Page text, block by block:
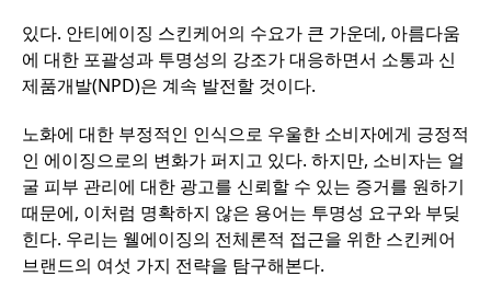
있다. 안티에이징 스킨케어의 수요가 큰 가운데, 아름다움
에 대한 포괄성과 투명성의 강조가 대응하면서 소통과 신
제품개발(NPD)은 계속 발전할 것이다.
노화에 대한 부정적인 인식으로 우울한 소비자에게 긍정적
인 에이징으로의 변화가 퍼지고 있다. 하지만, 소비자는 얼
굴 피부 관리에 대한 광고를 신뢰할 수 있는 증거를 원하기
때문에, 이처럼 명확하지 않은 용어는 투명성 요구와 부딪
힌다. 우리는 웰에이징의 전체론적 접근을 위한 스킨케어
브랜드의 여섯 가지 전략을 탐구해본다.